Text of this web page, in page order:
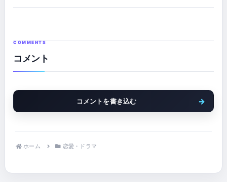
コメント
コメントを書き込む
ホーム 恋愛・ドラマ